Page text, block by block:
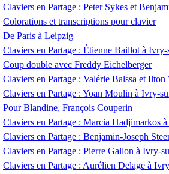
Claviers en Partage : Peter Sykes et
Colorations et transcriptions pour clavier
De Paris à Leipzig
Claviers en Partage : Étienne Baillot à Ivry-
Coup double avec Freddy Eichelberger
Claviers en Partage : Valérie Balssa et
Claviers en Partage : Yoan Moulin à Ivry-
Pour Blandine, François Couperin
Claviers en Partage : Marcia Hadjimarkos
Claviers en Partage : Benjamin-Joseph
Claviers en Partage : Pierre Gallon à Ivry-
Claviers en Partage : Aurélien Delage à